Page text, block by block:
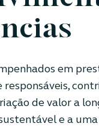
em
de valor a
e a